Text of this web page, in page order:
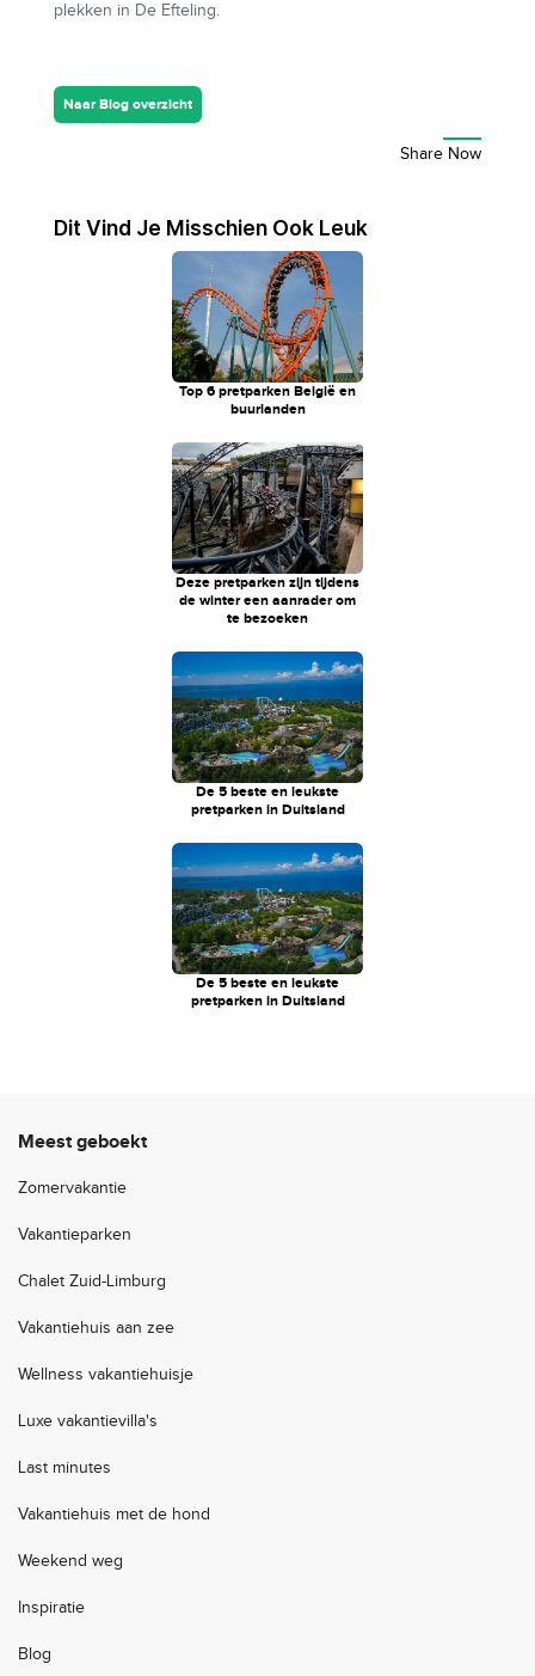
plekken in De Efteling.
Naar Blog overzicht
Dit Vind Je Misschien Ook Leuk
Top 6 pretparken België en
buurlanden
Deze pretparken zijn tijdens
de winter een aanrader om
te bezoeken
De 5 beste en leukste
pretparken in Duitsland
De 5 beste en leukste
pretparken in Duitsland
Meest geboekt
Zomervakantie
Vakantieparken
Chalet Zuid-Limburg
Vakantiehuis aan zee
Wellness vakantiehuisje
Luxe vakantievilla's
Last minutes
Vakantiehuis met de hond
Weekend weg
Inspiratie
Blog